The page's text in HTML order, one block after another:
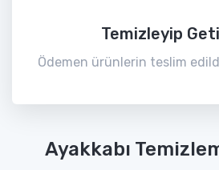
Temizleyip
Ödemen ürünlerin teslim
Ayakkabı